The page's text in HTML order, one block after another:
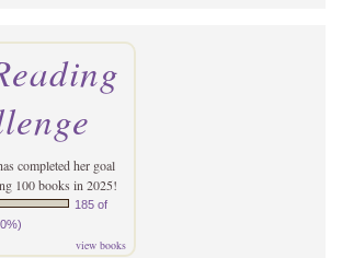
completed her goal
100 books in 2025!
185 of
view books